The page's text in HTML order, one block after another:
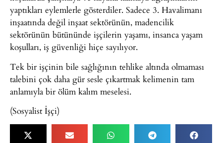
yaptıkları eylemlerle gösterdiler. Sadece 3. Havalimanı
inşaatında değil inşaat sektörünün, madencilik
sektörünün bütününde işçilerin yaşamı, insanca yaşam
koşulları, iş güvenliği hiçe sayılıyor.
Tek bir işçinin bile sağlığının tehlike altında olmaması
talebini çok daha gür sesle çıkartmak kelimenin tam
anlamıyla bir ölüm kalım meselesi.
(Sosyalist İşçi)